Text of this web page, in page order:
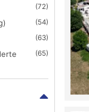
(72)
(54)
(63)
(65)